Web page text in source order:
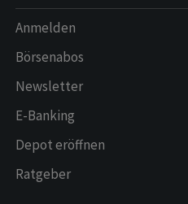
Anmelden
Börsenabos
Newsletter
E-Banking
Depot eröffnen
Ratgeber